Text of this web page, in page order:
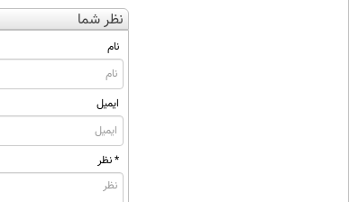
نظر شما
نام
ایمیل
* نظر